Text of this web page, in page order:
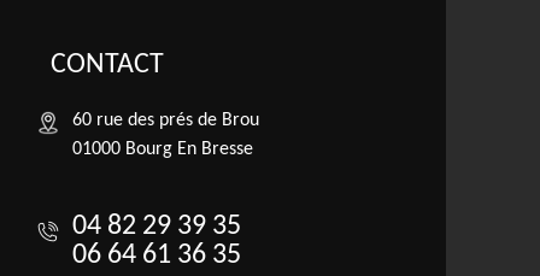
CONTACT
60 rue des prés de Brou
01000 Bourg En Bresse
04 82 29 39 35
06 64 61 36 35